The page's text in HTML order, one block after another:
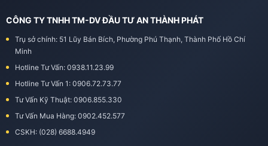
CÔNG TY TNHH TM-DV ĐẦU TƯ AN THÀNH PHÁT
Trụ sở chính: 51 Lũy Bán Bích, Phường Phú Thạnh, Thành Phố Hồ Chí
Minh
Hotline Tư Vấn: 0938.11.23.99
Hotline Tư Vấn 1: 0906.72.73.77
Tư Vấn Kỹ Thuật: 0906.855.330
Tư Vấn Mua Hàng: 0902.452.577
CSKH: (028) 6688.4949